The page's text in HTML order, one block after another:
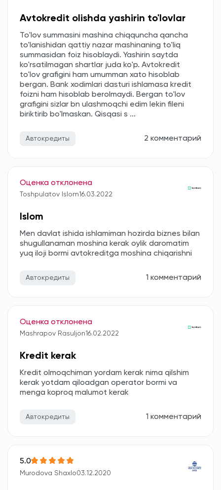
Avtokredit olishda yashirin to'lovlar
To'lov summasini mashina chiqquncha qancha
to'lanishidan qattiy nazar mashinaning to'liq
summasidan foiz hisoblaydi. Yashirin saytda
ko'rsatilmagan shartlar juda ko'p. Avtokredit
to'lov grafigini ham umumman xato hisoblab
bergan. Bank xodimlari dasturi ishlamasa kredit
foizni ham hisoblab berolmaydi. Bergan to'lov
grafigini sizlar bn ulashmoqchi edim lekin fileni
biriktirib bo'lmaskan. Qisqasi s ...
Автокредиты 2 комментарий
Оценка отклонена
Toshpulatov Islom16.03.2022
Islom
Men davlat ishida ishlamiman hozirda biznes bilan
shugullanaman moshina kerak oylik daromatim
yuq iloji bormi avtokreditga moshina chiqarishni
Автокредиты 1 комментарий
Оценка отклонена
Mashrapov Rasuljon16.02.2022
Kredit kerak
Kredit olmoqchiman yordam kerak nima qilshim
kerak yotdam qiloadgan operator bormi va
menga koproq malumot kerak
Автокредиты 1 комментарий
5.0
Murodova Shaxlo03.12.2020